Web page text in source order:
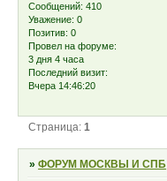
Сообщений: 410
Уважение: 0
Позитив: 0
Провел на форуме:
3 дня 4 часа
Последний визит:
Вчера 14:46:20
Страница:1
»ФОРУМ МОСКВЫ И СПБ